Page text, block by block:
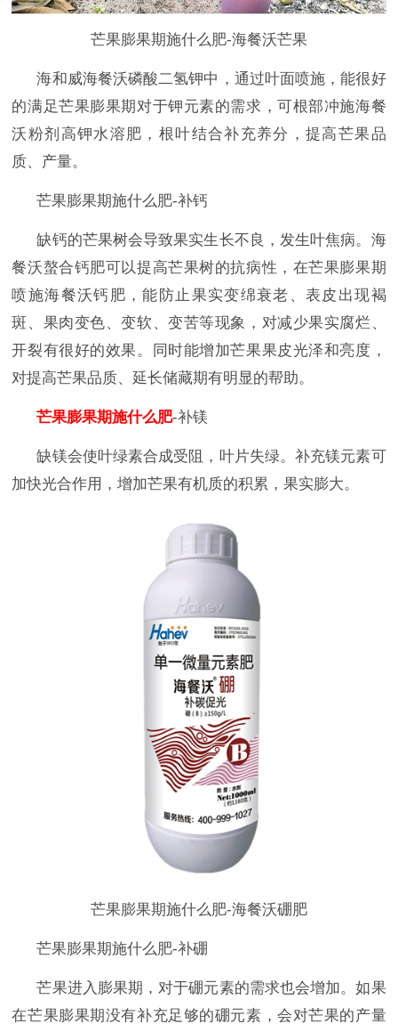
芒果膨果期施什么肥-海餐沃芒果
海和威海餐沃磷酸二氢钾中，通过叶面喷施，能很好
的满足芒果膨果期对于钾元素的需求，可根部冲施海餐
沃粉剂高钾水溶肥，根叶结合补充养分，提高芒果品
质、产量。
芒果膨果期施什么肥-补钙
缺钙的芒果树会导致果实生长不良，发生叶焦病。海
餐沃螯合钙肥可以提高芒果树的抗病性，在芒果膨果期
喷施海餐沃钙肥，能防止果实变绵衰老、表皮出现褐
斑、果肉变色、变软、变苦等现象，对减少果实腐烂、
开裂有很好的效果。同时能增加芒果果皮光泽和亮度，
对提高芒果品质、延长储藏期有明显的帮助。
芒果膨果期施什么肥-补镁
缺镁会使叶绿素合成受阻，叶片失绿。补充镁元素可
加快光合作用，增加芒果有机质的积累，果实膨大。
芒果膨果期施什么肥-海餐沃硼肥
芒果膨果期施什么肥-补硼
芒果进入膨果期，对于硼元素的需求也会增加。如果
在芒果膨果期没有补充足够的硼元素，会对芒果的产量